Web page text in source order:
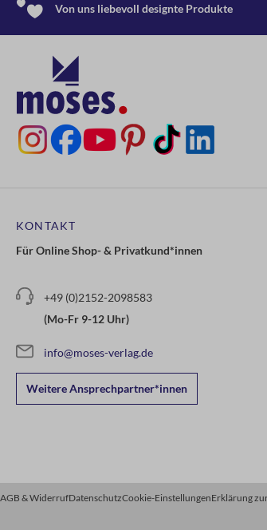
Von uns liebevoll designte Produkte
KONTAKT
Für Online Shop- & Privatkund*innen
+49 (0)2152-2098583
(Mo-Fr 9-12 Uhr)
info@moses-verlag.de
Weitere Ansprechpartner*innen
AGB & WiderrufDatenschutzCookie-EinstellungenErklärung